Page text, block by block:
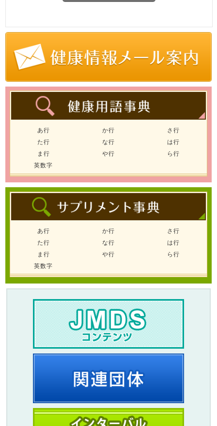
あ行 か行
さ行
た行
な行
は行
ま行
や行
ら行
英数字
あ行 か行
さ行
た行
な行
は行
ま行
や行
ら行
英数字